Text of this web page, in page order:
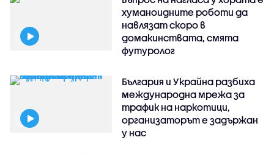
хуманоидните роботи да
навлязат скоро в
домакинствата, смята
футуролог
България и Украйна разбиха
международна мрежа за
трафик на наркотици,
организаторът е задържан
у нас